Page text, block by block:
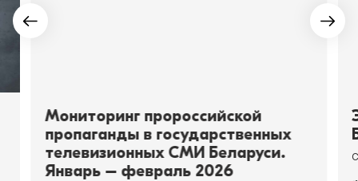
Мониторинг пророссийской
пропаганды в государственных
телевизионных СМИ Беларуси.
Январь – февраль 2026